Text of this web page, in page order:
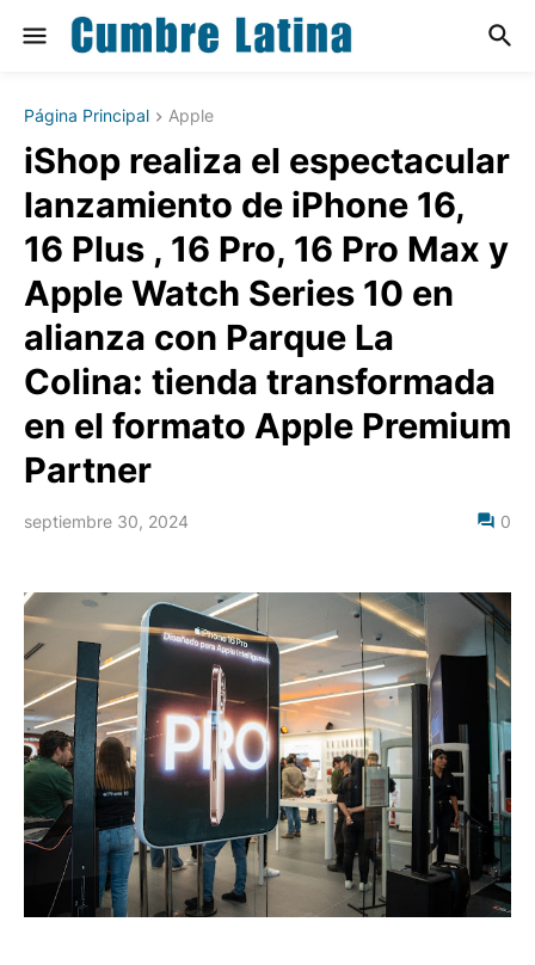
Página Principal Apple
iShop realiza el espectacular
lanzamiento de iPhone 16,
16 Plus , 16 Pro, 16 Pro Max y
Apple Watch Series 10 en
alianza con Parque La
Colina: tienda transformada
en el formato Apple Premium
Partner
septiembre 30, 2024 0